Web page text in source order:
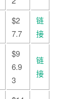
$2
7.7
链
接
$9
6.9
3
链
接